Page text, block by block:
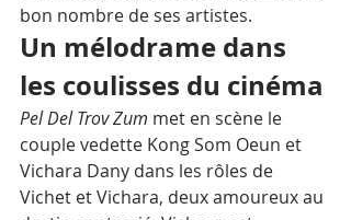
bon nombre de ses artistes.
Un mélodrame dans
les coulisses du cinéma
Pel Del Trov Zum met en scène le
couple vedette Kong Som Oeun et
Vichara Dany dans les rôles de
Vichet et Vichara, deux amoureux au